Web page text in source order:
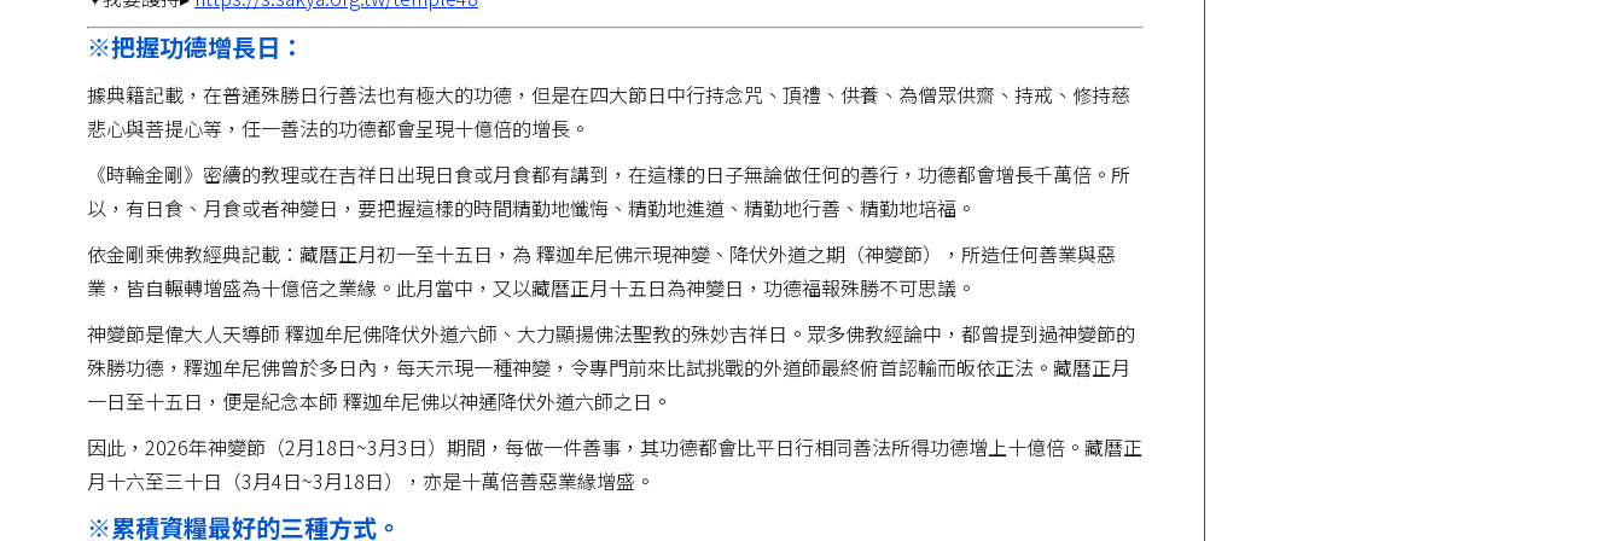
※把握功德增長日：
據典籍記載，在普通殊勝日行善法也有極大的功德，但是在四大節日中行持念咒、頂禮、供養、為僧眾供齋、持戒、修持慈
悲心與菩提心等，任一善法的功德都會呈現十億倍的增長。
《時輪金剛》密續的教理或在吉祥日出現日食或月食都有講到，在這樣的日子無論做任何的善行，功德都會增長千萬倍。所
以，有日食、月食或者神變日，要把握這樣的時間精勤地懺悔、精勤地進道、精勤地行善、精勤地培福。
依金剛乘佛教經典記載：藏曆正月初一至十五日，為 釋迦牟尼佛示現神變、降伏外道之期（神變節），所造任何善業與惡
業，皆自輾轉增盛為十億倍之業緣。此月當中，又以藏曆正月十五日為神變日，功德福報殊勝不可思議。
神變節是偉大人天導師 釋迦牟尼佛降伏外道六師、大力顯揚佛法聖教的殊妙吉祥日。眾多佛教經論中，都曾提到過神變節的
殊勝功德，釋迦牟尼佛曾於多日內，每天示現一種神變，令專門前來比試挑戰的外道師最終俯首認輸而皈依正法。藏曆正月
一日至十五日，便是紀念本師 釋迦牟尼佛以神通降伏外道六師之日。
因此，2026年神變節（2月18日~3月3日）期間，每做一件善事，其功德都會比平日行相同善法所得功德增上十億倍。藏曆正
月十六至三十日（3月4日~3月18日），亦是十萬倍善惡業緣增盛。
※累積資糧最好的三種方式。